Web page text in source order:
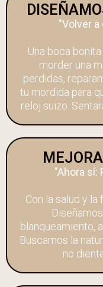
"Volver
Una boca
morder una
perdidas,
tu mordida para
reloj suizo.
"Ahora sí:
Con la salud y la
blanqueamiento,
Buscamos la
no